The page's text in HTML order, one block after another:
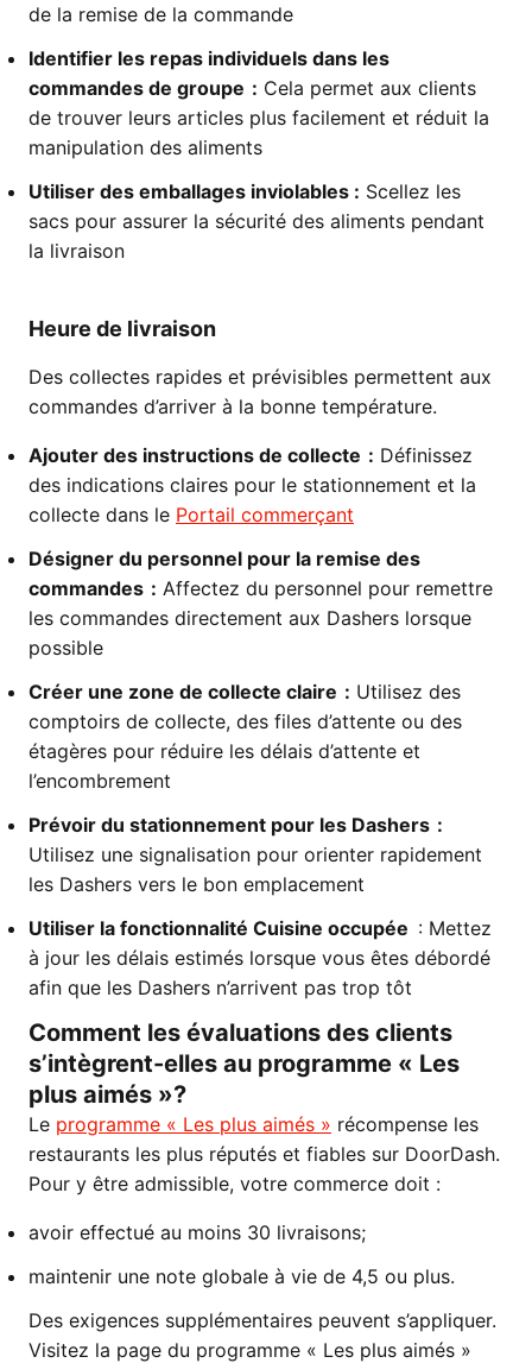
de la remise de la commande
Identifier les repas individuels dans les
commandes de groupe : Cela permet aux clients
de trouver leurs articles plus facilement et réduit la
manipulation des aliments
Utiliser des emballages inviolables : Scellez les
sacs pour assurer la sécurité des aliments pendant
la livraison
Heure de livraison
Des collectes rapides et prévisibles permettent aux
commandes d’arriver à la bonne température.
Ajouter des instructions de collecte : Définissez
des indications claires pour le stationnement et la
collecte dans le Portail commerçant
Désigner du personnel pour la remise des
commandes : Affectez du personnel pour remettre
les commandes directement aux Dashers lorsque
possible
Créer une zone de collecte claire : Utilisez des
comptoirs de collecte, des files d’attente ou des
étagères pour réduire les délais d’attente et
l’encombrement
Prévoir du stationnement pour les Dashers :
Utilisez une signalisation pour orienter rapidement
les Dashers vers le bon emplacement
Utiliser la fonctionnalité Cuisine occupée : Mettez
à jour les délais estimés lorsque vous êtes débordé
afin que les Dashers n’arrivent pas trop tôt
Comment les évaluations des clients
s’intègrent-elles au programme « Les
plus aimés »?
Le programme « Les plus aimés » récompense les
restaurants les plus réputés et fiables sur DoorDash.
Pour y être admissible, votre commerce doit :
avoir effectué au moins 30 livraisons;
maintenir une note globale à vie de 4,5 ou plus.
Des exigences supplémentaires peuvent s’appliquer.
Visitez la page du programme « Les plus aimés »